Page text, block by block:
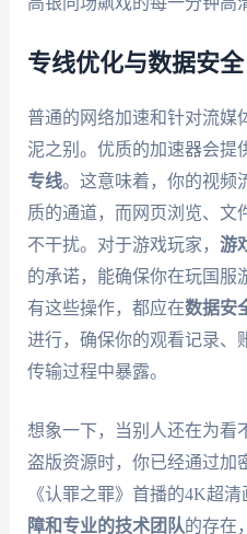
专线优化与数据安
普通的网络加速和针对流媒
泥之别。优质的加速器会提
专线。这意味着，你的视频
质的通道，而网页浏览、文
不干扰。对于游戏玩家， 游
的承诺，能确保你在玩国服
有这些操作，都应在数据安
进行，确保你的观看记录、
传输过程中暴露。
想象一下，当别人还在为看
盗版资源时，你已经通过加
《认罪之罪》首播的4K超
障和专业的技术团队的存在